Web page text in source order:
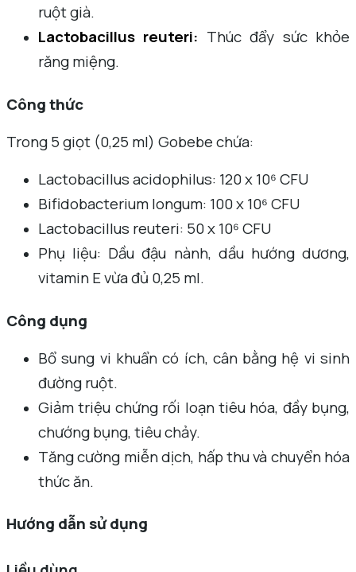
ruột già.
Lactobacillus reuteri: Thúc đẩy sức khỏe
răng miệng.
Công thức
Trong 5 giọt (0,25 ml) Gobebe chứa:
Lactobacillus acidophilus: 120 x 10⁶ CFU
Bifidobacterium longum: 100 x 10⁶ CFU
Lactobacillus reuteri: 50 x 10⁶ CFU
Phụ liệu: Dầu đậu nành, dầu hướng dương,
vitamin E vừa đủ 0,25 ml.
Công dụng
Bổ sung vi khuẩn có ích, cân bằng hệ vi sinh
đường ruột.
Giảm triệu chứng rối loạn tiêu hóa, đầy bụng,
chướng bụng, tiêu chảy.
Tăng cường miễn dịch, hấp thu và chuyển hóa
thức ăn.
Hướng dẫn sử dụng